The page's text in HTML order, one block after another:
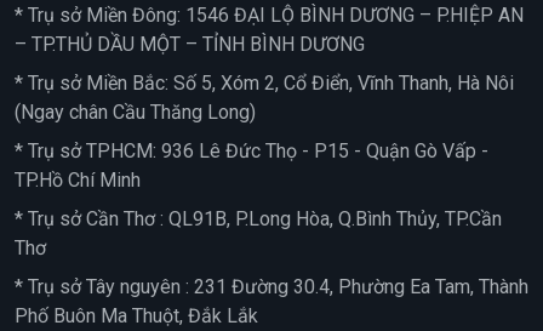
* Trụ sở Miền Đông: 1546 ĐẠI LỘ BÌNH DƯƠNG – P.HIỆP AN
– TP.THỦ DẦU MỘT – TỈNH BÌNH DƯƠNG
* Trụ sở Miền Bắc: Số 5, Xóm 2, Cổ Điển, Vĩnh Thanh, Hà Nôi
(Ngay chân Cầu Thăng Long)
* Trụ sở TPHCM: 936 Lê Đức Thọ - P15 - Quận Gò Vấp -
TP.Hồ Chí Minh
* Trụ sở Cần Thơ : QL91B, P.Long Hòa, Q.Bình Thủy, TP.Cần
Thơ
* Trụ sở Tây nguyên : 231 Đường 30.4, Phường Ea Tam, Thành
Phố Buôn Ma Thuột, Đắk Lắk